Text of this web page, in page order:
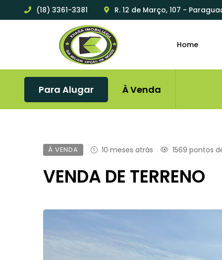
(18) 3361-3381 R. 12 de Março, 107 -
Home
Para Alugar À Venda
À VENDA 10 meses atrás 1569 pontos
VENDA DE TERRENO